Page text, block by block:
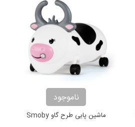
ناموجود
ماشین پایی طرح گاو Smoby